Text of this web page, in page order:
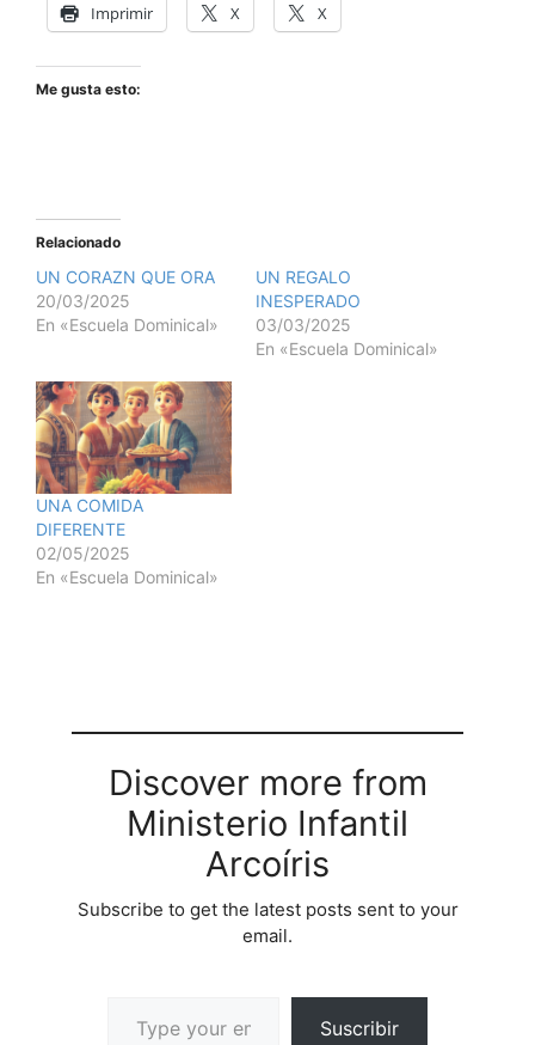
Imprimir X X
Me gusta esto:
Relacionado
UN CORAZN QUE ORA
20/03/2025
En «Escuela Dominical»
UN REGALO
INESPERADO
03/03/2025
En «Escuela Dominical»
UNA COMIDA
DIFERENTE
02/05/2025
En «Escuela Dominical»
Discover more from
Ministerio Infantil
Arcoíris
Subscribe to get the latest posts sent to your
email.
Suscribir